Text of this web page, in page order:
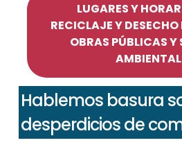
LUGARES Y
RECICLAJE Y DESECHO
OBRAS PÚBLICAS Y
Hablemos basura
desperdicios de